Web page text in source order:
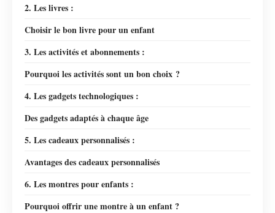
2. Les livres :
Choisir le bon livre pour un enfant
3. Les activités et abonnements :
Pourquoi les activités sont un bon choix ?
4. Les gadgets technologiques :
Des gadgets adaptés à chaque âge
5. Les cadeaux personnalisés :
Avantages des cadeaux personnalisés
6. Les montres pour enfants :
Pourquoi offrir une montre à un enfant ?